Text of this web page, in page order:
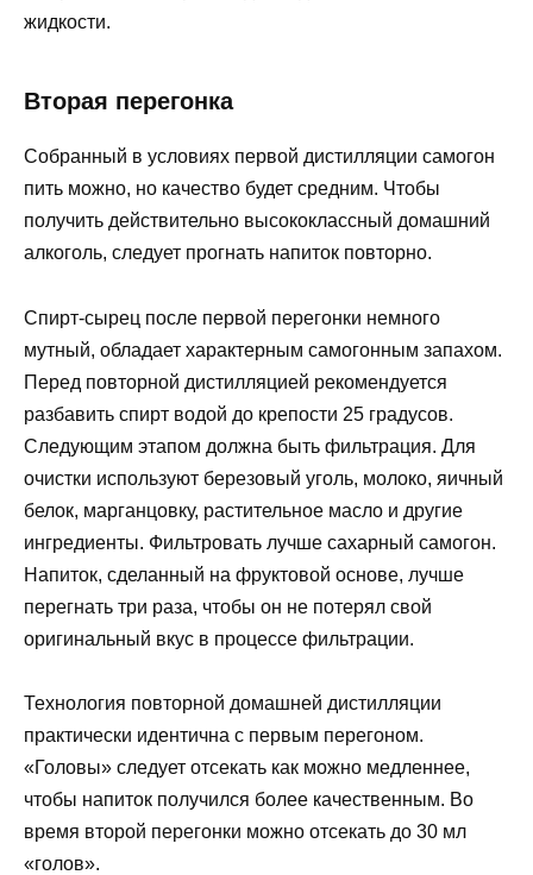
жидкости.
Вторая перегонка
Собранный в условиях первой дистилляции самогон
пить можно, но качество будет средним. Чтобы
получить действительно высококлассный домашний
алкоголь, следует прогнать напиток повторно.
Спирт-сырец после первой перегонки немного
мутный, обладает характерным самогонным запахом.
Перед повторной дистилляцией рекомендуется
разбавить спирт водой до крепости 25 градусов.
Следующим этапом должна быть фильтрация. Для
очистки используют березовый уголь, молоко, яичный
белок, марганцовку, растительное масло и другие
ингредиенты. Фильтровать лучше сахарный самогон.
Напиток, сделанный на фруктовой основе, лучше
перегнать три раза, чтобы он не потерял свой
оригинальный вкус в процессе фильтрации.
Технология повторной домашней дистилляции
практически идентична с первым перегоном.
«Головы» следует отсекать как можно медленнее,
чтобы напиток получился более качественным. Во
время второй перегонки можно отсекать до 30 мл
«голов».